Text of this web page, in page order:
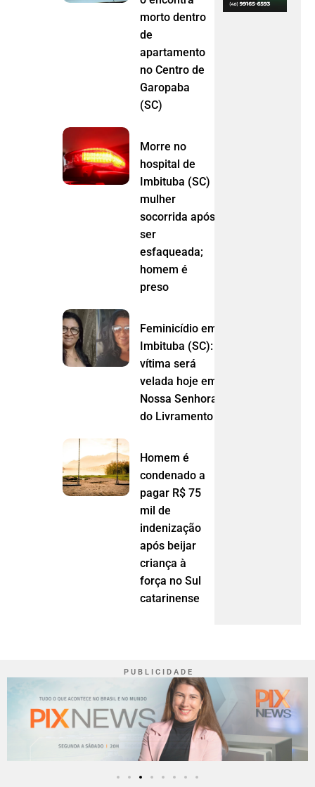
morto dentro
de
apartamento
no Centro de
Garopaba
(SC)
Morre no
hospital de
Imbituba (SC)
mulher
socorrida após
ser
esfaqueada;
homem é
preso
Feminicídio em
Imbituba (SC):
vítima será
velada hoje em
Nossa Senhora
do Livramento (MT)
Homem é
condenado a
pagar R$ 75
mil de
indenização
após beijar
criança à
força no Sul
catarinense
P U B L I C I D A D E